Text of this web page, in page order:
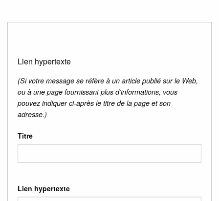
Lien hypertexte
(Si votre message se réfère à un article publié sur le Web,
ou à une page fournissant plus d’informations, vous
pouvez indiquer ci-après le titre de la page et son
adresse.)
Titre
Lien hypertexte